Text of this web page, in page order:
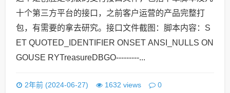
十个第三方平台的接口，之前客户运营的产品完整打
包，有需要的拿去研究。接口文件截图：脚本内容：S
ET QUOTED_IDENTIFIER ONSET ANSI_NULLS ON
GOUSE RYTreasureDBGO---------...
2年前 (2024-06-27) 1632 views 0